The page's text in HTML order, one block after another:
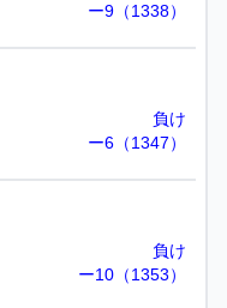
ー9（1338）
負け
ー6（1347）
負け
ー10（1353）